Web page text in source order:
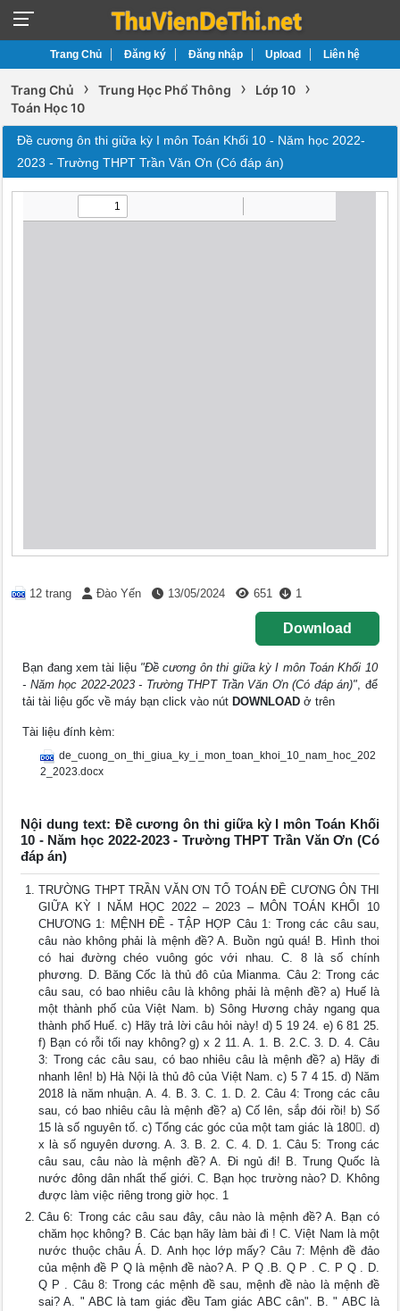
Trang Chủ Đăng ký Đăng nhập Upload Liên hệ
Trang Chủ › Trung Học Phổ Thông › Lớp 10 ›
Toán Học 10
Đề cương ôn thi giữa kỳ I môn Toán Khối 10 - Năm học 2022-
2023 - Trường THPT Trần Văn Ơn (Có đáp án)
12 trang Đào Yến 13/05/2024 651 1
Download
Bạn đang xem tài liệu "Đề cương ôn thi giữa kỳ I môn Toán Khối 10
- Năm học 2022-2023 - Trường THPT Trần Văn Ơn (Có đáp án)", để
tải tài liệu gốc về máy bạn click vào nút DOWNLOAD ở trên
Tài liệu đính kèm:
de_cuong_on_thi_giua_ky_i_mon_toan_khoi_10_nam_hoc_202
2_2023.docx
Nội dung text: Đề cương ôn thi giữa kỳ I môn Toán Khối
10 - Năm học 2022-2023 - Trường THPT Trần Văn Ơn (Có
đáp án)
TRƯỜNG THPT TRẦN VĂN ƠN TỔ TOÁN ĐỀ CƯƠNG ÔN THI
GIỮA KỲ I NĂM HỌC 2022 – 2023 – MÔN TOÁN KHỐI 10
CHƯƠNG 1: MỆNH ĐỀ - TẬP HỢP Câu 1: Trong các câu sau,
câu nào không phải là mệnh đề? A. Buồn ngủ quá! B. Hình thoi
có hai đường chéo vuông góc với nhau. C. 8 là số chính
phương. D. Băng Cốc là thủ đô của Mianma. Câu 2: Trong các
câu sau, có bao nhiêu câu là không phải là mệnh đề? a) Huế là
một thành phố của Việt Nam. b) Sông Hương chảy ngang qua
thành phố Huế. c) Hãy trả lời câu hỏi này! d) 5 19 24. e) 6 81 25.
f) Bạn có rỗi tối nay không? g) x 2 11. A. 1. B. 2.C. 3. D. 4. Câu
3: Trong các câu sau, có bao nhiêu câu là mệnh đề? a) Hãy đi
nhanh lên! b) Hà Nội là thủ đô của Việt Nam. c) 5 7 4 15. d) Năm
2018 là năm nhuận. A. 4. B. 3. C. 1. D. 2. Câu 4: Trong các câu
sau, có bao nhiêu câu là mệnh đề? a) Cố lên, sắp đói rồi! b) Số
15 là số nguyên tố. c) Tổng các góc của một tam giác là 180. d)
x là số nguyên dương. A. 3. B. 2. C. 4. D. 1. Câu 5: Trong các
câu sau, câu nào là mệnh đề? A. Đi ngủ đi! B. Trung Quốc là
nước đông dân nhất thế giới. C. Bạn học trường nào? D. Không
được làm việc riêng trong giờ học. 1
Câu 6: Trong các câu sau đây, câu nào là mệnh đề? A. Bạn có
chăm học không? B. Các bạn hãy làm bài đi ! C. Việt Nam là một
nước thuộc châu Á. D. Anh học lớp mấy? Câu 7: Mệnh đề đảo
của mệnh đề P Q là mệnh đề nào? A. P Q .B. Q P . C. P Q . D.
Q P . Câu 8: Trong các mệnh đề sau, mệnh đề nào là mệnh đề
sai? A. " ABC là tam giác đều Tam giác ABC cân". B. " ABC là